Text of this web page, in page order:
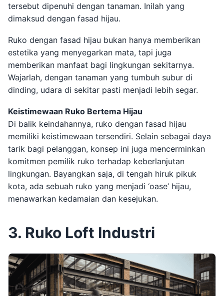
tersebut dipenuhi dengan tanaman. Inilah yang
dimaksud dengan fasad hijau.
Ruko dengan fasad hijau bukan hanya memberikan
estetika yang menyegarkan mata, tapi juga
memberikan manfaat bagi lingkungan sekitarnya.
Wajarlah, dengan tanaman yang tumbuh subur di
dinding, udara di sekitar pasti menjadi lebih segar.
Keistimewaan Ruko Bertema Hijau
Di balik keindahannya, ruko dengan fasad hijau
memiliki keistimewaan tersendiri. Selain sebagai daya
tarik bagi pelanggan, konsep ini juga mencerminkan
komitmen pemilik ruko terhadap keberlanjutan
lingkungan. Bayangkan saja, di tengah hiruk pikuk
kota, ada sebuah ruko yang menjadi ‘oase’ hijau,
menawarkan kedamaian dan kesejukan.
3. Ruko Loft Industri